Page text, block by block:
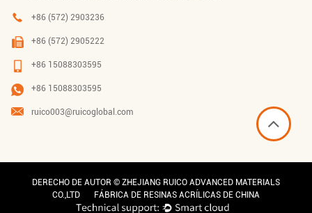
+86 (572) 2903236
+86 (572) 2905222
+86 15088303595
+86 15088303595
ruico003@ruicoglobal.com
DERECHO DE AUTOR © ZHEJIANG RUICO ADVANCED MATERIALS
CO.,LTD
FÁBRICA DE RESINAS ACRÍLICAS DE CHINA